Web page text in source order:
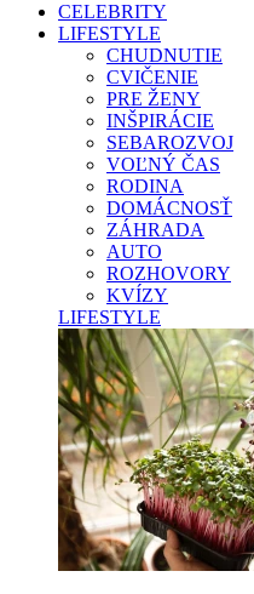
CELEBRITY
LIFESTYLE
CHUDNUTIE
CVIČENIE
PRE ŽENY
INŠPIRÁCIE
SEBAROZVOJ
VOĽNÝ ČAS
RODINA
DOMÁCNOSŤ
ZÁHRADA
AUTO
ROZHOVORY
KVÍZY
LIFESTYLE